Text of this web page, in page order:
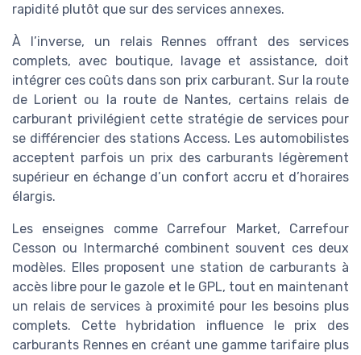
rapidité plutôt que sur des services annexes.
À l’inverse, un relais Rennes offrant des services
complets, avec boutique, lavage et assistance, doit
intégrer ces coûts dans son prix carburant. Sur la route
de Lorient ou la route de Nantes, certains relais de
carburant privilégient cette stratégie de services pour
se différencier des stations Access. Les automobilistes
acceptent parfois un prix des carburants légèrement
supérieur en échange d’un confort accru et d’horaires
élargis.
Les enseignes comme Carrefour Market, Carrefour
Cesson ou Intermarché combinent souvent ces deux
modèles. Elles proposent une station de carburants à
accès libre pour le gazole et le GPL, tout en maintenant
un relais de services à proximité pour les besoins plus
complets. Cette hybridation influence le prix des
carburants Rennes en créant une gamme tarifaire plus